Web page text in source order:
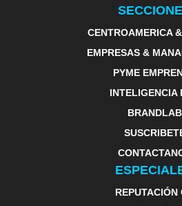
CENTROAMERICA
EMPRESAS &
PYME
INTELIGENCIA
BRANDLAB
REPUTACIÓN